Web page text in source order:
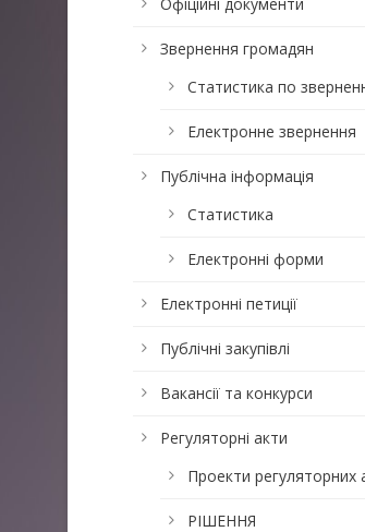
Звернення громадян
Статистика по
Електронне звернення
Публічна інформація
Статистика
Електронні форми
Електронні петиції
Публічні закупівлі
Вакансії та конкурси
Регуляторні акти
Проекти регуляторних
РІШЕННЯ